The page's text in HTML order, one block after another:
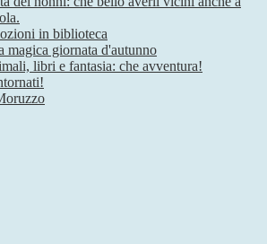
in biblioteca
magica giornata d'autunno
libri e fantasia: che avventura!